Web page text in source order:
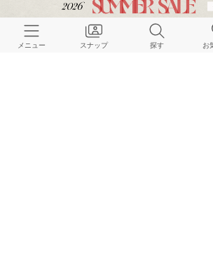
CUSTOMER SERVICE
メニュー スナップ 探す お